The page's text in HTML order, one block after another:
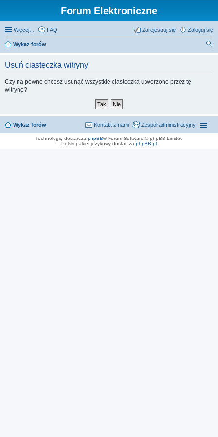
Forum Elektroniczne
Więcej… FAQ Zaloguj się
Zarejestruj się
Wykaz forów
Usuń ciasteczka witryny
Czy na pewno chcesz usunąć wszystkie ciasteczka utworzone przez tę
witrynę?
Wykaz forów Zespół administracyjny
Kontakt z nami
Technologię dostarcza phpBB® Forum Software © phpBB Limited
Polski pakiet językowy dostarcza phpBB.pl